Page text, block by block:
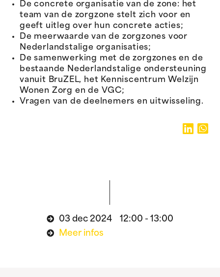
De concrete organisatie van de zone: het
team van de zorgzone stelt zich voor en
geeft uitleg over hun concrete acties;
De meerwaarde van de zorgzones voor
Nederlandstalige organisaties;
De samenwerking met de zorgzones en de
bestaande Nederlandstalige ondersteuning
vanuit BruZEL, het Kenniscentrum Welzijn
Wonen Zorg en de VGC;
Vragen van de deelnemers en uitwisseling.
03 dec 2024 12:00 - 13:00
Meer infos